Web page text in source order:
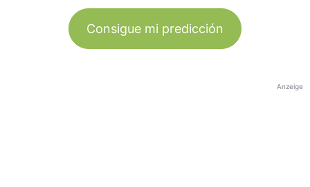
Consigue mi predicción
Anzeige